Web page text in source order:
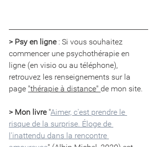
> Psy en ligne : Si vous souhaitez
commencer une psychothérapie en
ligne (en visio ou au téléphone),
retrouvez les renseignements sur la
page "thérapie à distance" de mon site.
> Mon livre "Aimer, c'est prendre le
risque de la surprise. Éloge de
l'inattendu dans la rencontre